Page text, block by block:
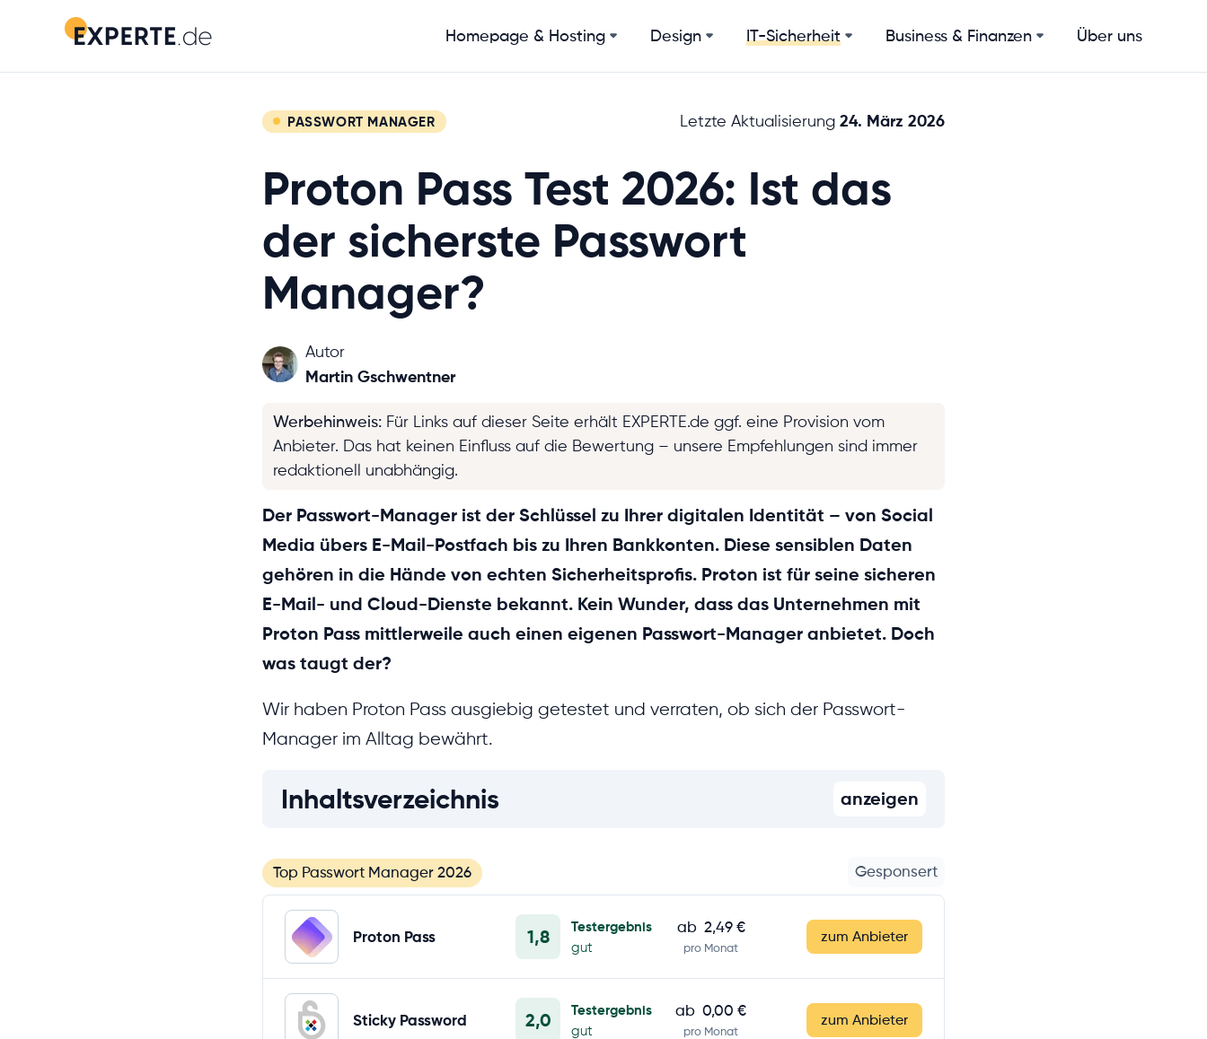
Homepage & Hosting Design IT-Sicherheit Business & Finanzen Über uns
PASSWORT MANAGER Letzte Aktualisierung 24. März 2026
Proton Pass Test 2026: Ist das
der sicherste Passwort
Manager?
Autor
Martin Gschwentner
Werbehinweis: Für Links auf dieser Seite erhält EXPERTE.de ggf. eine Provision vom
Anbieter. Das hat keinen Einfluss auf die Bewertung – unsere Empfehlungen sind immer
redaktionell unabhängig.
Der Passwort-Manager ist der Schlüssel zu Ihrer digitalen Identität – von Social
Media übers E-Mail-Postfach bis zu Ihren Bankkonten. Diese sensiblen Daten
gehören in die Hände von echten Sicherheitsprofis. Proton ist für seine sicheren
E-Mail- und Cloud-Dienste bekannt. Kein Wunder, dass das Unternehmen mit
Proton Pass mittlerweile auch einen eigenen Passwort-Manager anbietet. Doch
was taugt der?
Wir haben Proton Pass ausgiebig getestet und verraten, ob sich der Passwort-
Manager im Alltag bewährt.
Inhaltsverzeichnis anzeigen
Top Passwort Manager 2026 Gesponsert
ab 2,49 €
pro Monat
zum Anbieter
Proton Pass 1,8
Testergebnis
gut
ab 0,00 €
pro Monat
zum Anbieter
Sticky Password 2,0
Testergebnis
gut